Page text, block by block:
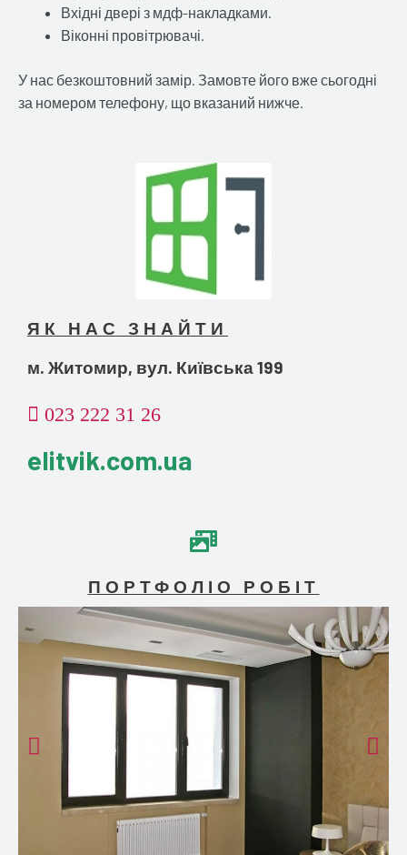
Вхідні двері з мдф-накладками.
Віконні провітрювачі.
У нас безкоштовний замір. Замовте його вже сьогодні
за номером телефону, що вказаний нижче.
ЯК НАС ЗНАЙТИ
м. Житомир, вул. Київська 199
023 222 31 26
elitvik.com.ua
ПОРТФОЛІО РОБІТ